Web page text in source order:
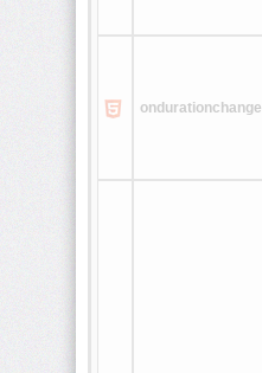
ondurationchange